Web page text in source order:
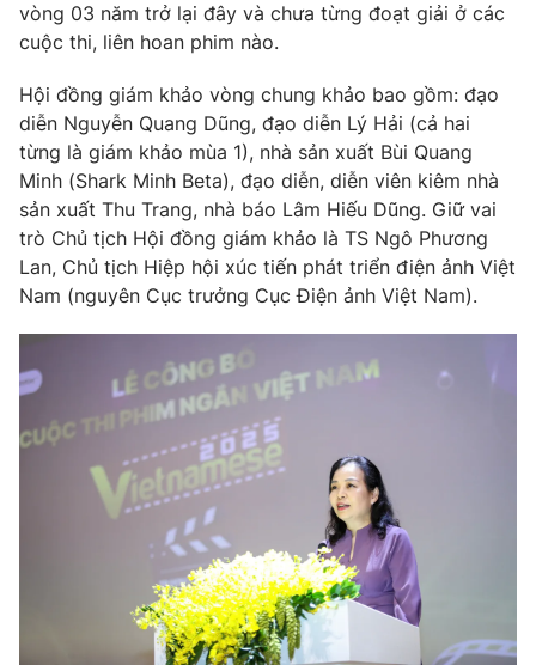
Thị trường
Lịch phát sóng
Chuyên mục khác
Emagazine Podcast
Photo Infographic
Video Shorts video
VTV Thể thao
VTV Sức khoẻ Bất động sản
Thị trường 24h Tấm lòng Việt
Vươn mình bằng AI
VTV8
vòng 03 năm trở lại đây và chưa từng đoạt giải ở các
cuộc thi, liên hoan phim nào.
Hội đồng giám khảo vòng chung khảo bao gồm: đạo
diễn Nguyễn Quang Dũng, đạo diễn Lý Hải (cả hai
từng là giám khảo mùa 1), nhà sản xuất Bùi Quang
Minh (Shark Minh Beta), đạo diễn, diễn viên kiêm nhà
sản xuất Thu Trang, nhà báo Lâm Hiếu Dũng. Giữ vai
trò Chủ tịch Hội đồng giám khảo là TS Ngô Phương
Lan, Chủ tịch Hiệp hội xúc tiến phát triển điện ảnh Việt
Nam (nguyên Cục trưởng Cục Điện ảnh Việt Nam).